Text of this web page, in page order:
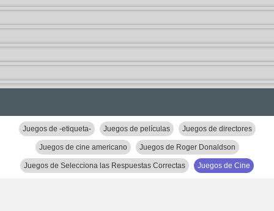
Juegos de -etiqueta- Juegos de películas Juegos de directores
Juegos de cine americano Juegos de Roger Donaldson
Juegos de Selecciona las Respuestas Correctas Juegos de Cine